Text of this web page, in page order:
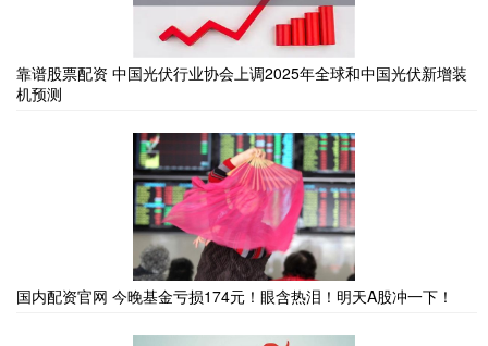
靠谱股票配资 中国光伏行业协会上调2025年全球和中国光伏新增装
机预测
国内配资官网 今晚基金亏损174元！眼含热泪！明天A股冲一下！